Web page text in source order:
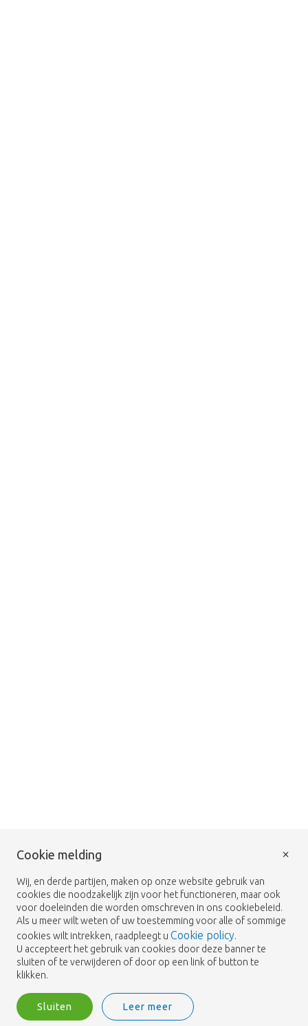
Cookie melding
Wij, en derde partijen, maken op onze website gebruik van
cookies die noodzakelijk zijn voor het functioneren, maar ook
voor doeleinden die worden omschreven in ons cookiebeleid.
Als u meer wilt weten of uw toestemming voor alle of sommige
cookies wilt intrekken, raadpleegt u Cookie policy.
U accepteert het gebruik van cookies door deze banner te
sluiten of te verwijderen of door op een link of button te
klikken.
Sluiten Leer meer
×